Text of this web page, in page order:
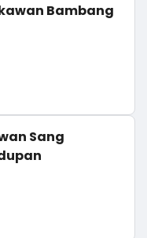
Bambang
Sang